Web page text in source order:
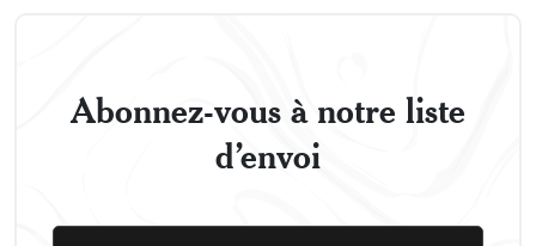
Abonnez-vous à notre liste
d’envoi